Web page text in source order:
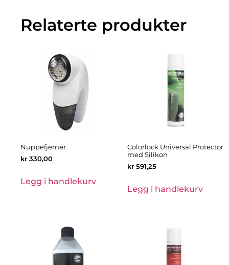
Relaterte produkter
Nuppefjerner
kr 330,00
Legg i handlekurv
Colorlock Universal Protector
med Silikon
kr 591,25
Legg i handlekurv